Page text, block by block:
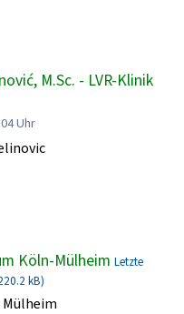
M.Sc. - LVR-Klinik
Uhr
Köln-Mülheim Letzte
kB)